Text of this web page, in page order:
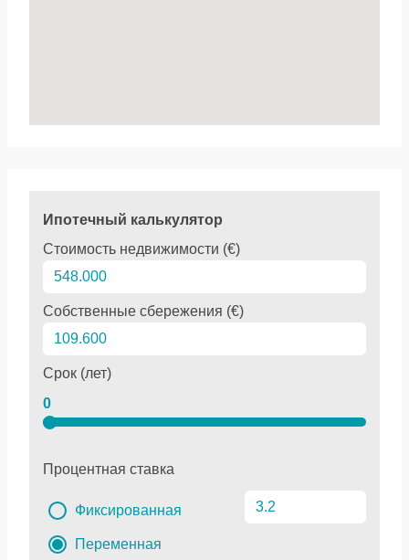
Ипотечный калькулятор
Стоимость недвижимости (€)
Собственные сбережения (€)
Срок (лет)
0
Процентная ставка
Фиксированная
Переменная